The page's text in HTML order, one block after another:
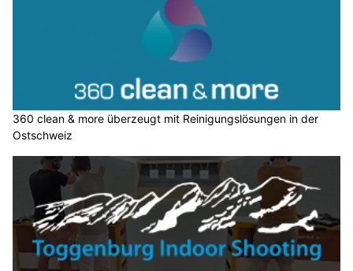
360 clean & more überzeugt mit Reinigungslösungen in der
Ostschweiz